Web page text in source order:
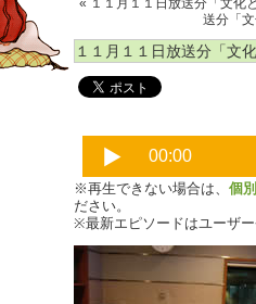
« １１月１１日放送分「文化
送分「
１１月１１日放送分「文
※再生できない場合は、 個
ださい。
※最新エピソードはユーザ